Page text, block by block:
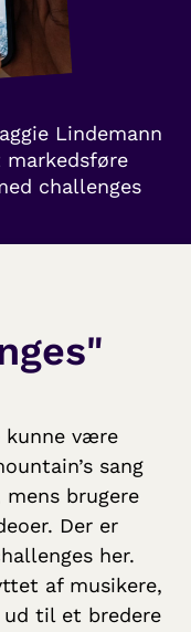
Lindemann
challenges
kunne være
sang
mens brugere
Der er
her.
af musikere,
ud til et bredere